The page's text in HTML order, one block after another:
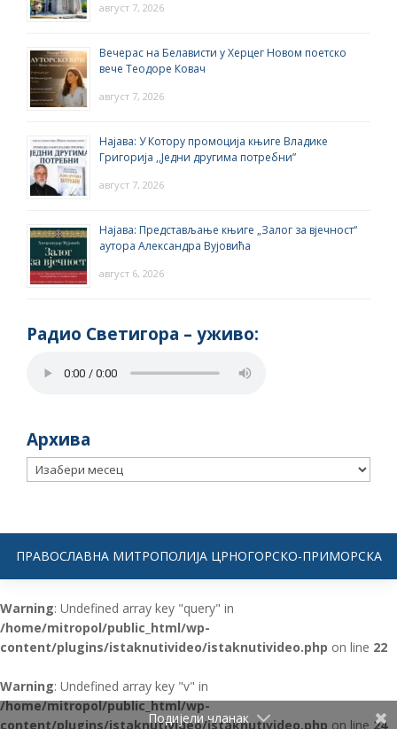
август 7, 2026
Вечерас на Белависти у Херцег Новом поетско
вече Теодоре Ковач
август 7, 2026
Најава: У Котору промоција књиге Владике
Григорија ,,Једни другима потребни”
август 7, 2026
Најава: Представљање књиге „Залог за вјечност“
аутора Александра Вујовића
август 6, 2026
Радио Светигора – yживо:
Архива
Архива
ПРАВОСЛАВНА МИТРОПОЛИЈА ЦРНОГОРСКО-ПРИМОРСКА
Warning: Undefined array key "query" in
/home/mitropol/public_html/wp-
content/plugins/istaknutivideo/istaknutivideo.php on line 22
Warning: Undefined array key "v" in
/home/mitropol/public_html/wp-
content/plugins/istaknutivideo/istaknutivideo.php on line 24
Подијели чланак